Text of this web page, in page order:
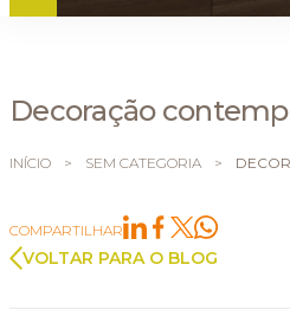
Decoração
INÍCIO > SEM CATEGORIA >
COMPARTILHAR
VOLTAR PARA O BLOG